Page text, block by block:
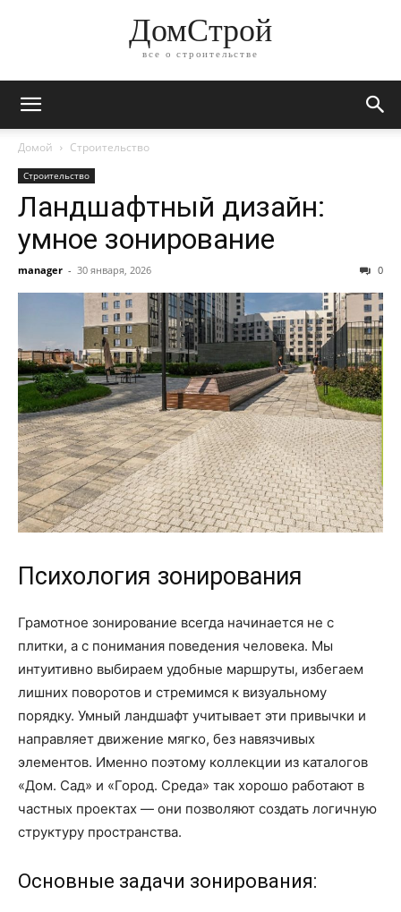
ДомСтрой
все о строительстве
Домой Строительство
Строительство
Ландшафтный дизайн:
умное зонирование
manager - 30 января, 2026 0
Психология зонирования
Грамотное зонирование всегда начинается не с
плитки, а с понимания поведения человека. Мы
интуитивно выбираем удобные маршруты, избегаем
лишних поворотов и стремимся к визуальному
порядку. Умный ландшафт учитывает эти привычки и
направляет движение мягко, без навязчивых
элементов. Именно поэтому коллекции из каталогов
«Дом. Сад» и «Город. Среда» так хорошо работают в
частных проектах — они позволяют создать логичную
структуру пространства.
Основные задачи зонирования: